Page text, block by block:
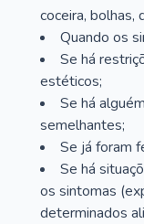
coceira, bolhas,
Quando os
Se há
estéticos;
Se há
semelhantes;
Se já foram
Se há
os sintomas
determinados